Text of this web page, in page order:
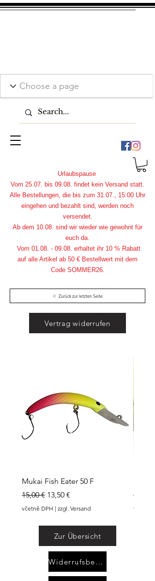
Zurück zur letzten Seite
Urlaubspause
Vom 25.07. bis 09.08. findet kein Versand statt.
Alle Bestellungen, die bis zum 31.07., 15:00 Uhr
eingehen und bezahlt sind, werden noch
versendet.
Ab dem 10.08. sind wir wieder wie gewohnt für
euch da.
Vom 01.08. - 09.08. erhaltet ihr 10 % Rabatt
auf alle Artikel ab 50 € Bestellwert mit dem
Code SOMMER26.
Vertrag widerrufen
Mukai Fish Eater 50 F
Běžná cena
15,00 € Zvýhodněná cena
13,50 €
včetně DPH | zzgl. Versand
Běžná
15,00 €
včetně
Zur Übersicht
Widerrufsbelehrung